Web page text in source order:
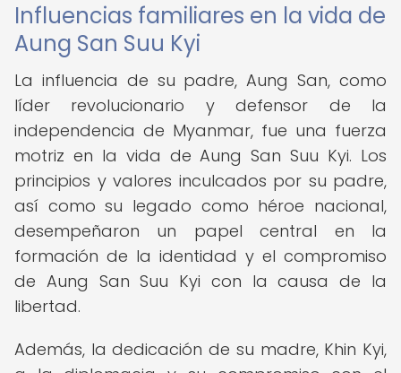
Influencias familiares en la vida de
Aung San Suu Kyi
La influencia de su padre, Aung San, como
líder revolucionario y defensor de la
independencia de Myanmar, fue una fuerza
motriz en la vida de Aung San Suu Kyi. Los
principios y valores inculcados por su padre,
así como su legado como héroe nacional,
desempeñaron un papel central en la
formación de la identidad y el compromiso
de Aung San Suu Kyi con la causa de la
libertad.
Además, la dedicación de su madre, Khin Kyi,